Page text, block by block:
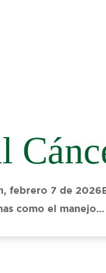
febrero 7 de
como el manejo…